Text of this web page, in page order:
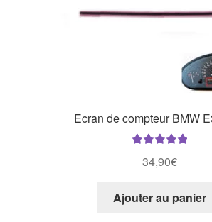
Ecran de compteur BMW
5
34,90€
Ajouter au panier